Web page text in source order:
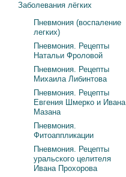
Заболевания лёгких
Пневмония (воспаление
легких)
Пневмония. Рецепты
Натальи Фроловой
Пневмония. Рецепты
Михаила Либинтова
Пневмония. Рецепты
Евгения Шмерко и Ивана
Мазана
Пневмония.
Фитоаппликации
Пневмония. Рецепты
уральского целителя
Ивана Прохорова